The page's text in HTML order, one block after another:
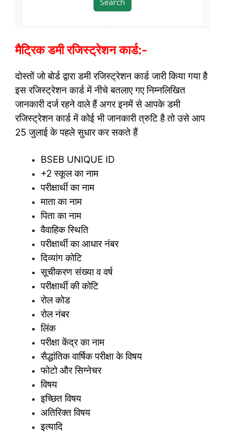
मैट्रिक डमी रजिस्ट्रेशन कार्ड:-
दोस्तों जो बोर्ड द्वारा डमी रजिस्ट्रेशन कार्ड जारी किया गया है
इस रजिस्ट्रेशन कार्ड में नीचे बतलाए गए निम्नलिखित
जानकारी दर्ज रहने वाले हैं अगर इनमें से आपके डमी
रजिस्ट्रेशन कार्ड में कोई भी जानकारी त्रुटि है तो उसे आप
25 जुलाई के पहले सुधार कर सकते हैं
BSEB UNIQUE ID
+2 स्कूल का नाम
परीक्षार्थी का नाम
माता का नाम
पिता का नाम
वैवाहिक स्थिति
परीक्षार्थी का आधार नंबर
दिव्यांग कोटि
सूचीकरण संख्या व वर्ष
परीक्षार्थी की कोटि
रोल कोड
रोल नंबर
लिंक
परीक्षा केंद्र का नाम
सैद्धांतिक वार्षिक परीक्षा के विषय
फोटो और सिग्नेचर
विषय
इच्छित विषय
अतिरिक्त विषय
इत्यादि